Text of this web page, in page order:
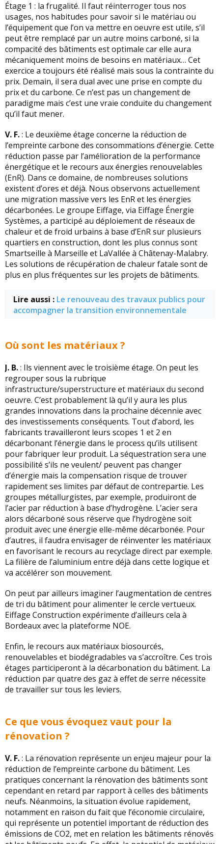
Étage 1 : la frugalité. Il faut réinterroger tous nos
usages, nos habitudes pour savoir si le matériau ou
l’équipement que l’on va mettre en oeuvre est utile, s’il
peut être remplacé par un autre moins carboné, si la
compacité des bâtiments est optimale car elle aura
mécaniquement moins de besoins en matériaux… Cet
exercice a toujours été réalisé mais sous la contrainte du
prix. Demain, il sera dual avec une prise en compte du
prix et du carbone. Ce n’est pas un changement de
paradigme mais c’est une vraie conduite du changement
qu’il faut mener.
V. F.: Le deuxième étage concerne la réduction de
l’empreinte carbone des consommations d’énergie. Cette
réduction passe par l’amélioration de la performance
énergétique et le recours aux énergies renouvelables
(EnR). Dans ce domaine, de nombreuses solutions
existent d’ores et déjà. Nous observons actuellement
une migration massive vers les EnR et les énergies
décarbonées. Le groupe Eiffage, via Eiffage Énergie
Systèmes, a participé au déploiement de réseaux de
chaleur et de froid urbains à base d’EnR sur plusieurs
quartiers en construction, dont les plus connus sont
Smartseille à Marseille et LaVallée à Châtenay-Malabry.
Les solutions de récupération de chaleur fatale sont de
plus en plus fréquentes sur les projets de bâtiments.
Lire aussi : Le renouveau des travaux publics pour
accompagner la transition environnementale
Où sont les matériaux ?
J. B.: Ils viennent avec le troisième étage. On peut les
regrouper sous la rubrique
infrastructure/superstructure et matériaux du second
oeuvre. C’est probablement là qu’il y aura les plus
grandes innovations dans la prochaine décennie avec
des investissements conséquents. Tout d’abord, les
fabricants travailleront leurs scopes 1 et 2 en
décarbonant l’énergie dans le process qu’ils utilisent
pour fabriquer leur produit. La séquestration sera une
possibilité s’ils ne veulent/ peuvent pas changer
d’énergie mais la compensation risque de trouver
rapidement ses limites par défaut de contrepartie. Les
groupes métallurgistes, par exemple, produiront de
l’acier par réduction à base d’hydrogène. L’acier sera
alors décarboné sous réserve que l’hydrogène soit
produit avec une énergie elle-même décarbonée. Pour
d’autres, il faudra envisager de réinventer les matériaux
en favorisant le recours au recyclage direct par exemple.
La filière de l’aluminium entre déjà dans cette logique et
va accélérer son mouvement.
On peut par ailleurs imaginer l’augmentation de centres
de tri du bâtiment pour alimenter le cercle vertueux.
Eiffage Construction expérimente d’ailleurs cela à
Bordeaux avec la plateforme NOE.
Enfin, le recours aux matériaux biosourcés,
renouvelables et biodégradables va s’accroître. Ces trois
étages participeront à la décarbonation du bâtiment. La
réduction par quatre des gaz à effet de serre nécessite
de travailler sur tous les leviers.
Ce que vous évoquez vaut pour la
rénovation ?
V. F.: La rénovation représente un enjeu majeur pour la
réduction de l’empreinte carbone du bâtiment. Les
pratiques concernant la rénovation des bâtiments sont
cependant en retard par rapport à celles des bâtiments
neufs. Néanmoins, la situation évolue rapidement,
notamment en raison du fait que l’économie circulaire,
qui représente un potentiel important de réduction des
émissions de CO2, met en relation les bâtiments rénovés